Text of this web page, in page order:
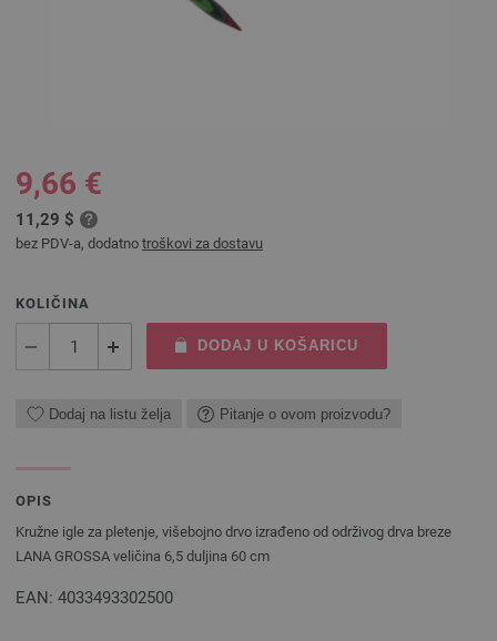
9,66 €
11,29 $
bez PDV-a, dodatno troškovi za dostavu
KOLIČINA
DODAJ U KOŠARICU
Dodaj na listu želja Pitanje o ovom proizvodu?
OPIS
Kružne igle za pletenje, višebojno drvo izrađeno od održivog drva breze
LANA GROSSA veličina 6,5 ​​duljina 60 cm
EAN: 4033493302500